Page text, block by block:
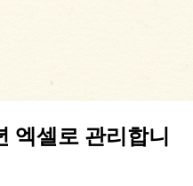
엑셀로 관리합니